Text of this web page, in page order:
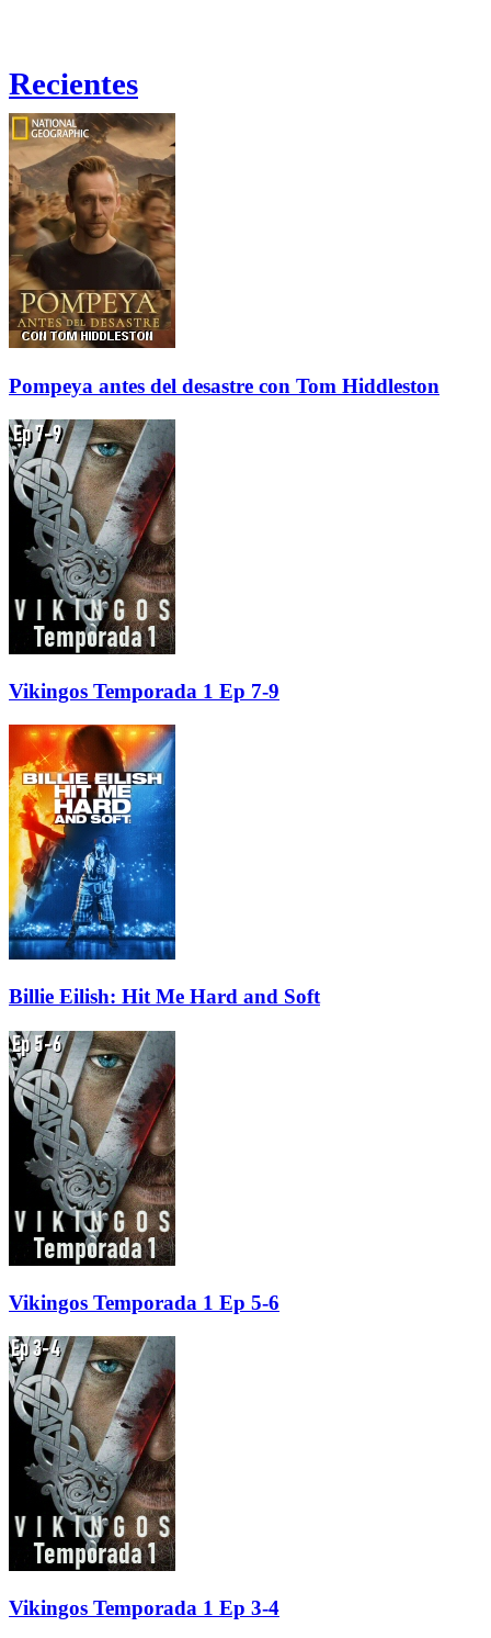
Recientes
Pompeya antes del desastre con Tom Hiddleston
Vikingos Temporada 1 Ep 7-9
Billie Eilish: Hit Me Hard and Soft
Vikingos Temporada 1 Ep 5-6
Vikingos Temporada 1 Ep 3-4